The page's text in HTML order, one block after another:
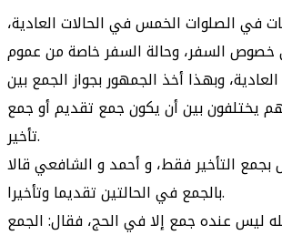
في الصلوات الخمس في الحالات العادية،
خصوص السفر، وحالة السفر خاصة من عموم
وبهذا أخذ الجمهور بجواز الجمع بين
يختلفون بين أن يكون جمع تقديم أو جمع
تأخير.
بجمع التأخير فقط، و أحمد و الشافعي قالا
بالجمع في الحالتين تقديما وتأخيرا.
ليس عنده جمع إلا في الحج، فقال: الجمع